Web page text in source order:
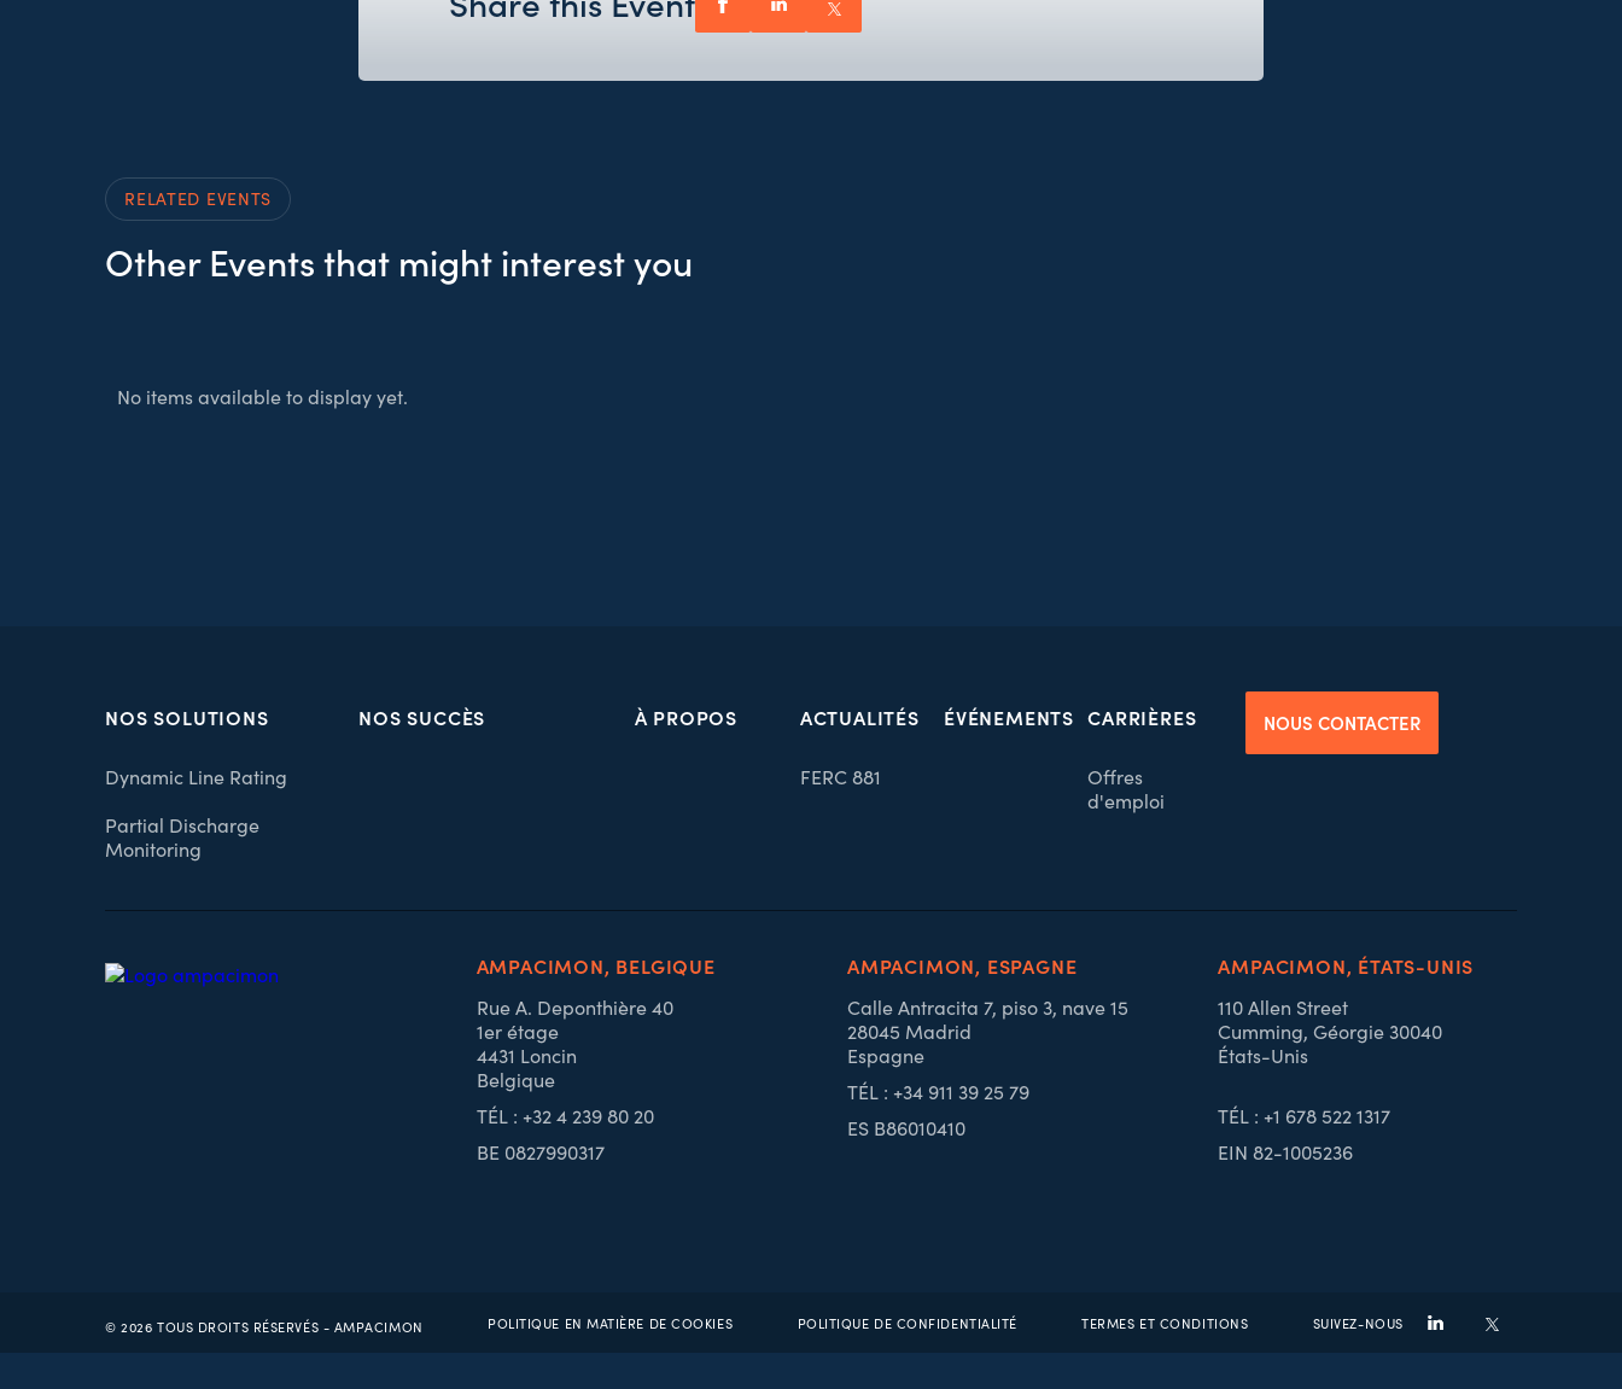
RELATED EVENTS
Other Events that might interest you
No items available to display yet.
NOS SOLUTIONS
Dynamic Line Rating
Partial Discharge
Monitoring
NOS SUCCÈS À PROPOS ACTUALITÉS
FERC 881
ÉVÉNEMENTS CARRIÈRES
Offres
d'emploi
NOUS CONTACTER
AMPACIMON, BELGIQUE
Rue A. Deponthière 40
1er étage
4431 Loncin
Belgique
TÉL : +32 4 239 80 20
BE 0827990317
AMPACIMON, ESPAGNE
Calle Antracita 7, piso 3, nave 15
28045 Madrid
Espagne
TÉL : +34 911 39 25 79
ES B86010410
AMPACIMON, ÉTATS-UNIS
110 Allen Street
Cumming, Géorgie 30040
États-Unis
TÉL : +1 678 522 1317
EIN 82-1005236
© 2026 TOUS DROITS RÉSERVÉS - AMPACIMON POLITIQUE EN MATIÈRE DE COOKIES POLITIQUE DE CONFIDENTIALITÉ TERMES ET CONDITIONS SUIVEZ-NOUS